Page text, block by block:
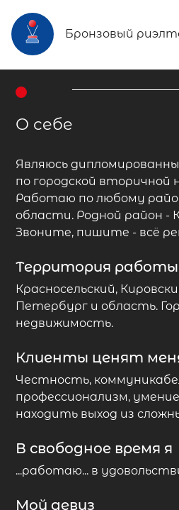
Бронзовый
О себе
Являюсь
по городской вторичной
Работаю по любому
области. Родной район -
Звоните, пишите - всё
Территория работы
Красносельский,
Петербург и область.
недвижимость.
Клиенты ценят
Честность,
профессионализм,
находить выход из
В свободное время я
...работаю... в
Мой девиз